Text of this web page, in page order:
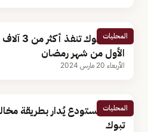
المحليات
أمانة
الأول من شهر رمضان
الأربعاء 20 مارس 2024
المحليات
ضبط مستودع يُدار بطريقة
تبوك